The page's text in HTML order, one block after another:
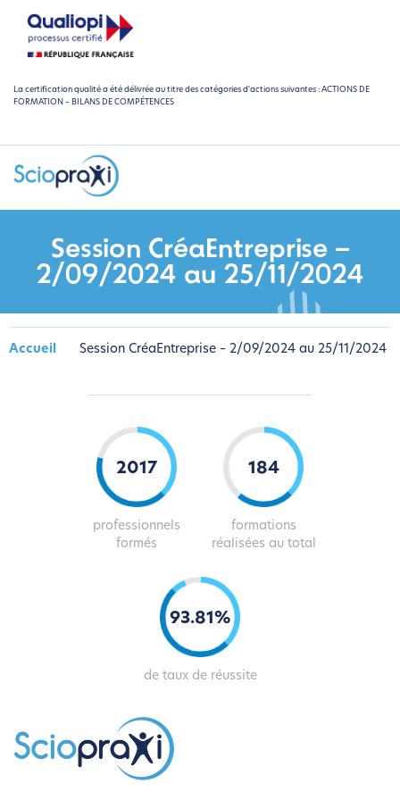
La certification qualité a été délivrée au titre des catégories d'actions suivantes : ACTIONS DE
FORMATION – BILANS DE COMPÉTENCES
Session CréaEntreprise –
2/09/2024 au 25/11/2024
Accueil Session CréaEntreprise – 2/09/2024 au 25/11/2024
2043
professionnels
formés
186
formations
réalisées au total
94.82%
de taux de réussite